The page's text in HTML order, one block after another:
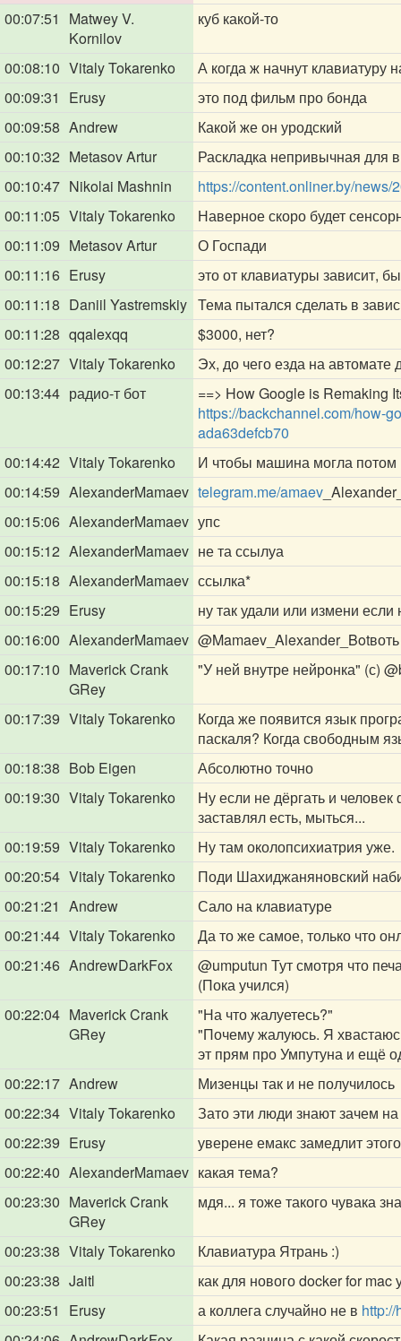
00:07:51
Matwey V.
Kornilov
куб какой-то
00:08:10 Vitaly Tokarenko
А когда ж начнут
00:09:31
Erusy
это под фильм про бонда
00:09:58 Andrew
Какой же он уродский
00:10:32 Metasov Artur
Раскладка непривычная для
00:10:47 Nikolai Mashnin
https://content.onliner.by/
00:11:05 Vitaly Tokarenko
Наверное скоро будет
00:11:09 Metasov Artur
О Госпади
00:11:16 Erusy
это от клавиатуры зависит,
00:11:18 Daniil Yastremskiy Тема пытался сделать в
00:11:28 qqalexqq
$3000, нет?
00:12:27 Vitaly Tokarenko
Эх, до чего езда на автомате
00:13:44 радио-т бот
==> How Google is Remaking
https://backchannel.com/how-
ada63defcb70
00:14:42 Vitaly Tokarenko
И чтобы машина могла потом
00:14:59 AlexanderMamaev telegram.me/amaev
00:15:06 AlexanderMamaev упс
00:15:12 AlexanderMamaev не та ссылуа
00:15:18 AlexanderMamaev ссылка*
00:15:29 Erusy
ну так удали или измени если
00:16:00 AlexanderMamaev @Mamaev_Alexander_Bot
00:17:10 Maverick Crank
GRey
"У ней внутре нейронка" (с)
00:17:39 Vitaly Tokarenko
Когда же появится язык
паскаля? Когда свободным
00:18:38 Bob Eigen
Абсолютно точно
00:19:30 Vitaly Tokarenko
Ну если не дёргать и
заставлял есть, мыться...
00:19:59 Vitaly Tokarenko
Ну там околопсихиатрия уже.
00:20:54 Vitaly Tokarenko
Поди Шахиджаняновский
00:21:21 Andrew
Сало на клавиатуре
00:21:44 Vitaly Tokarenko
Да то же самое, только что
00:21:46 AndrewDarkFox @umputun Тут смотря что
(Пока учился)
00:22:04 Maverick Crank
GRey
"На что жалуетесь?"
"Почему жалуюсь. Я
эт прям про Умпутуна и ещё
00:22:17 Andrew
Мизенцы так и не получилось
00:22:34 Vitaly Tokarenko
Зато эти люди знают зачем
00:22:39 Erusy
уверене емакс замедлит
00:22:40 AlexanderMamaev какая тема?
00:23:30 Maverick Crank
GRey
мдя... я тоже такого чувака
00:23:38 Vitaly Tokarenko
Клавиатура Ятрань :)
00:23:38 Jaitl
как для нового docker for mac
00:23:51
Erusy а коллега случайно не в